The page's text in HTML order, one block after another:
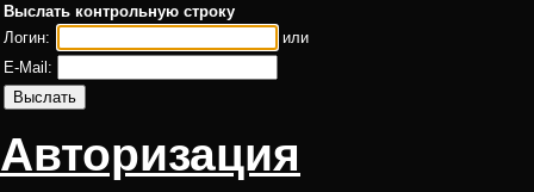
Выслать контрольную строку
Логин:
или
E-Mail:
Авторизация